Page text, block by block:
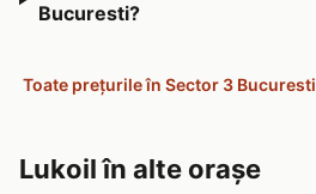
Bucuresti?
Toate prețurile în Sector 3 Bucuresti
Lukoil în alte orașe